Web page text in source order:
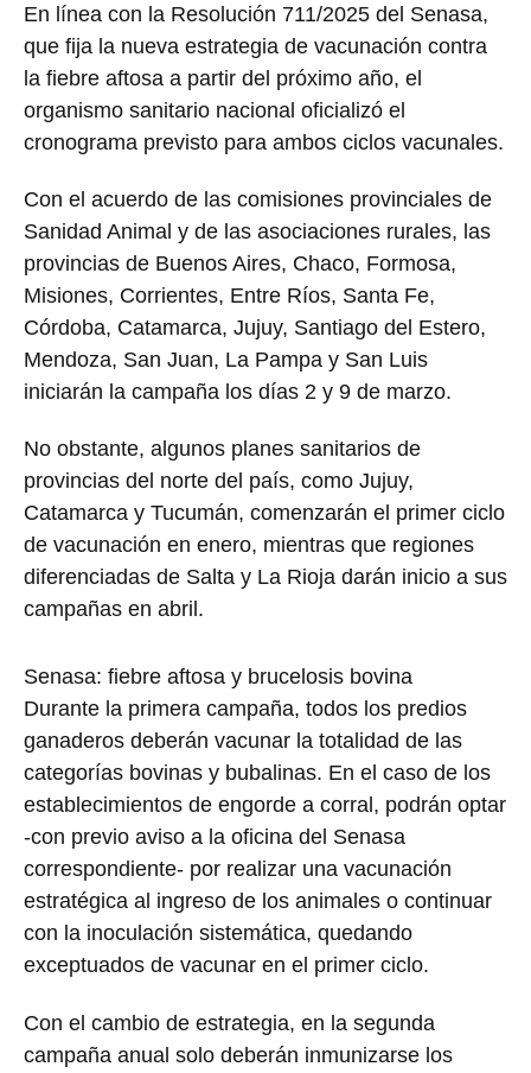
En línea con la Resolución 711/2025 del Senasa,
que fija la nueva estrategia de vacunación contra
la fiebre aftosa a partir del próximo año, el
organismo sanitario nacional oficializó el
cronograma previsto para ambos ciclos vacunales.
Con el acuerdo de las comisiones provinciales de
Sanidad Animal y de las asociaciones rurales, las
provincias de Buenos Aires, Chaco, Formosa,
Misiones, Corrientes, Entre Ríos, Santa Fe,
Córdoba, Catamarca, Jujuy, Santiago del Estero,
Mendoza, San Juan, La Pampa y San Luis
iniciarán la campaña los días 2 y 9 de marzo.
No obstante, algunos planes sanitarios de
provincias del norte del país, como Jujuy,
Catamarca y Tucumán, comenzarán el primer ciclo
de vacunación en enero, mientras que regiones
diferenciadas de Salta y La Rioja darán inicio a sus
campañas en abril.
Senasa: fiebre aftosa y brucelosis bovina
Durante la primera campaña, todos los predios
ganaderos deberán vacunar la totalidad de las
categorías bovinas y bubalinas. En el caso de los
establecimientos de engorde a corral, podrán optar
-con previo aviso a la oficina del Senasa
correspondiente- por realizar una vacunación
estratégica al ingreso de los animales o continuar
con la inoculación sistemática, quedando
exceptuados de vacunar en el primer ciclo.
Con el cambio de estrategia, en la segunda
campaña anual solo deberán inmunizarse los